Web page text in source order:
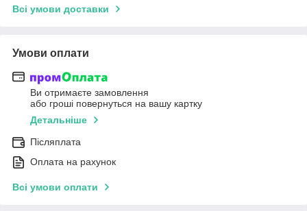
Всі умови доставки
Умови оплати
Ви отримаєте замовлення
або гроші повернуться на вашу картку
Детальніше
Післяплата
Оплата на рахунок
Всі умови оплати